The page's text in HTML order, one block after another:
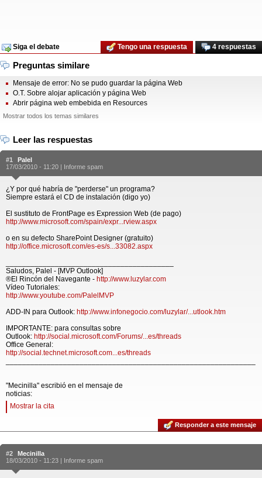
Siga el debate 4 respuestas
Tengo una respuesta
Preguntas similare
Mensaje de error: No se pudo guardar la página Web
O.T. Sobre alojar aplicación y página Web
Abrir página web embebida en Resources
Mostrar todos los temas similares
Leer las respuestas
#1
Palel
17/03/2010 - 11:20 | Informe spam
¿Y por qué habría de "perderse" un programa?
Siempre estará el CD de instalación (digo yo)
El sustituto de FrontPage es Expression Web (de pago)
http://www.microsoft.com/spain/expr...rview.aspx
o en su defecto SharePoint Designer (gratuito)
http://office.microsoft.com/es-es/s...33082.aspx
Saludos, Palel - [MVP Outlook]
®El Rincón del Navegante - http://www.luzylar.com
Vídeo Tutoriales:
http://www.youtube.com/PalelMVP
ADD-IN para Outlook: http://www.infonegocio.com/luzylar/...utlook.htm
IMPORTANTE: para consultas sobre
Outlook: http://social.microsoft.com/Forums/...es/threads
Office General:
http://social.technet.microsoft.com...es/threads
"Mecinilla" escribió en el mensaje de
noticias:
Mostrar la cita
Responder a este mensaje
#2
Mecinilla
18/03/2010 - 11:23 | Informe spam